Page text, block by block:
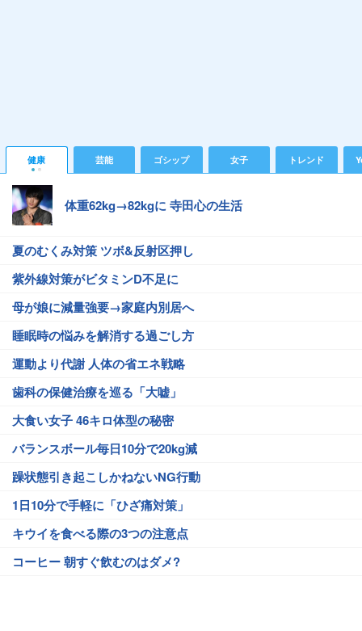
健康 芸能 ゴシップ 女子 トレンド
体重62kg→82kgに 寺田心の生活
夏のむくみ対策 ツボ&反射区押し
紫外線対策がビタミンD不足に
母が娘に減量強要→家庭内別居へ
睡眠時の悩みを解消する過ごし方
運動より代謝 人体の省エネ戦略
歯科の保健治療を巡る「大嘘」
大食い女子 46キロ体型の秘密
バランスボール毎日10分で20kg減
躁状態引き起こしかねないNG行動
1日10分で手軽に「ひざ痛対策」
キウイを食べる際の3つの注意点
コーヒー 朝すぐ飲むのはダメ?